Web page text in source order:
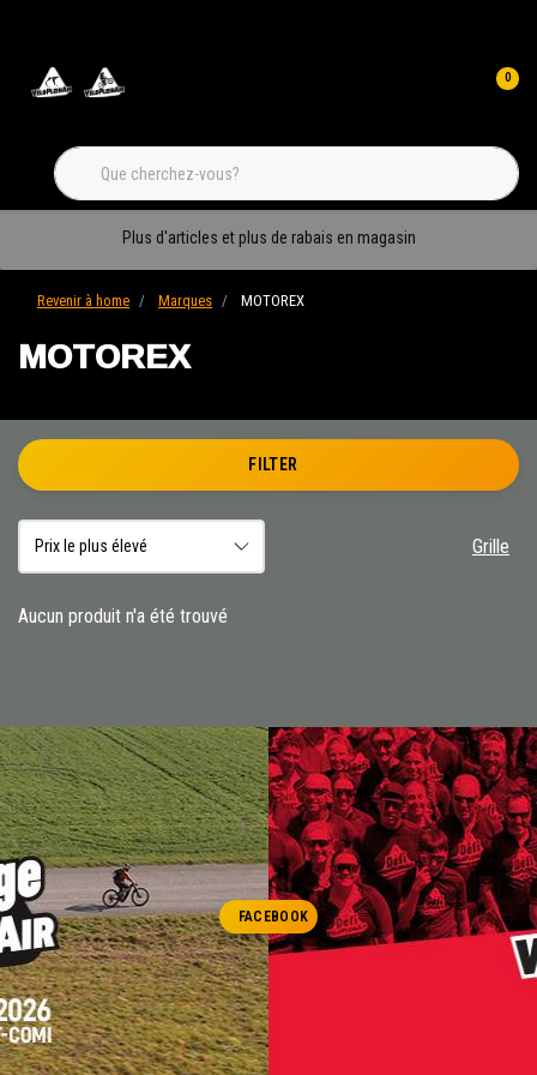
0
Plus d'articles et plus de rabais en magasin
Revenir à home Marques MOTOREX
MOTOREX
FILTER
Grille
Aucun produit n'a été trouvé
FACEBOOK